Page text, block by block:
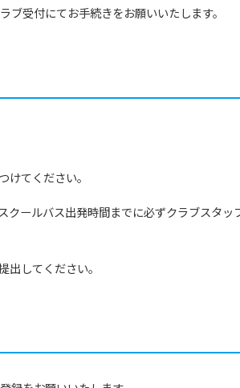
受付にてお手続きをお願いいたします。
てください。
ールバス出発時間までに必ずクラブスタ
してください。